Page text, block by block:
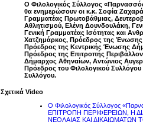
Ο Φιλολογικός Σύλλογος
θα ενημερώσουν οι κ.κ. Σοφία
Γραμματέας Πρωτοβάθμιας,
Αθλητισμού, Ελένη Δουνδουλάκη,
Γενική Γραμματέας Ισότητας και
Χατζημάρκος, Πρόεδρος της Ένωσης
Πρόεδρος της Κεντρικής Ένωσης
Πρόεδρος της Επιτροπής
Δήμαρχος Αθηναίων, Αντώνιος
Πρόεδρος του Φιλολογικού
Συλλόγου.
Σχετικά Video
Ο Φιλολογικός Σύλλογος
ΕΠΙΤΡΟΠΗ ΠΕΡΙΦΕΡΕΙΩΝ, Η
ΝΕΟΛΑΙΑΣ ΚΑΙ